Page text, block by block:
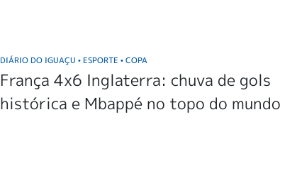
DIÁRIO DO IGUAÇU• ESPORTE• COPA
França 4x6 Inglaterra: chuva de gols
histórica e Mbappé no topo do mundo